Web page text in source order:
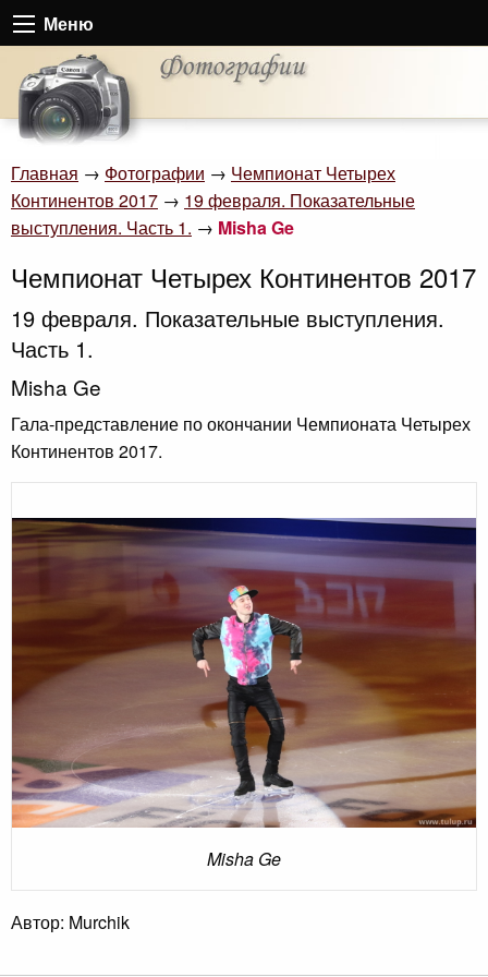
Меню
Главная → Фотографии → Чемпионат Четырех
Континентов 2017 → 19 февраля. Показательные
выступления. Часть 1. → Misha Ge
Чемпионат Четырех Континентов 2017
19 февраля. Показательные выступления.
Часть 1.
Misha Ge
Гала-представление по окончании Чемпионата Четырех
Континентов 2017.
Misha Ge
Автор: Murchik